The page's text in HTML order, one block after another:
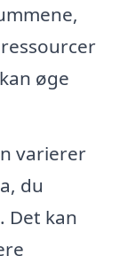
øge
varierer
du
Det kan